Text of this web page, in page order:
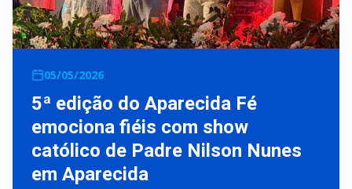
05/05/2026
5ª edição do Aparecida Fé
emociona fiéis com show
católico de Padre Nilson Nunes
em Aparecida